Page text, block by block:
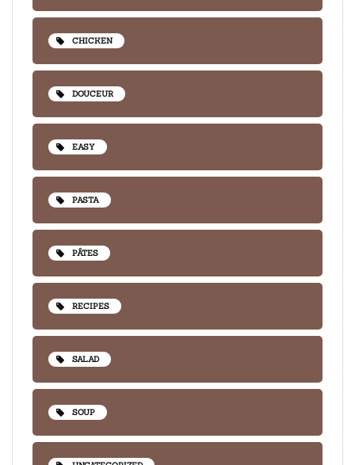
CHICKEN
DOUCEUR
EASY
PASTA
PÂTES
RECIPES
SALAD
SOUP